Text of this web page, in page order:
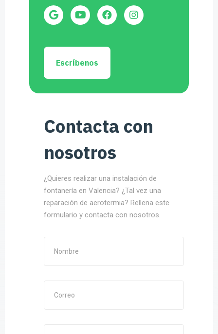
Escríbenos
Contacta con
nosotros
¿Quieres realizar una instalación de
fontanería en Valencia? ¿Tal vez una
reparación de aerotermia? Rellena este
formulario y contacta con nosotros.